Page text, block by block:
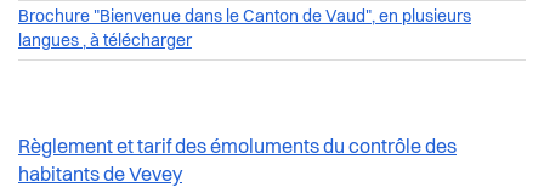
Brochure "Bienvenue dans le Canton de Vaud", en plusieurs
langues , à télécharger
Règlement et tarif des émoluments du contrôle des
habitants de Vevey